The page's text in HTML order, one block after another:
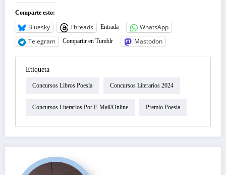
Comparte esto:
Bluesky Threads Entrada
WhatsApp
Telegram
Compartir en Tumblr Mastodon
Etiqueta
Concursos Libros Poesía Concursos Literarios 2024
Concursos Literarios Por E-Mail/online Premio Poesía